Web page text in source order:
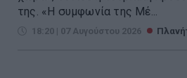
της. «Η συμφωνία της Μέ...
18:20 | 07 Αυγούστου 2026